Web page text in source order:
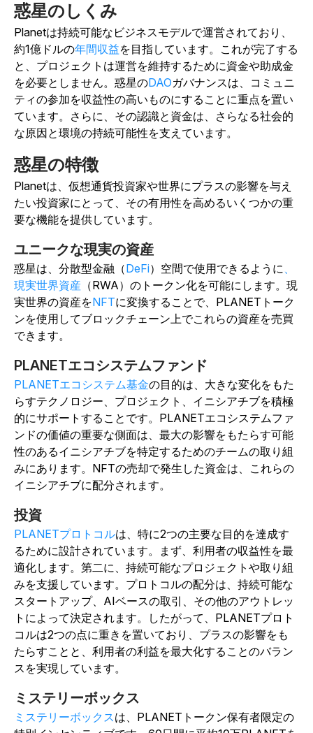
惑星のしくみ
Planetは持続可能なビジネスモデルで運営されており、
約1億ドルの年間収益を目指しています。これが完了する
と、プロジェクトは運営を維持するために資金や助成金
を必要としません。惑星のDAOガバナンスは、コミュニ
ティの参加を収益性の高いものにすることに重点を置い
ています。さらに、その認識と資金は、さらなる社会的
な原因と環境の持続可能性を支えています。
惑星の特徴
Planetは、仮想通貨投資家や世界にプラスの影響を与え
たい投資家にとって、その有用性を高めるいくつかの重
要な機能を提供しています。
ユニークな現実の資産
惑星は、分散型金融（DeFi）空間で使用できるように、
現実世界資産 （RWA）のトークン化を可能にします。現
実世界の資産をNFTに変換することで、PLANETトーク
ンを使用してブロックチェーン上でこれらの資産を売買
できます。
PLANETエコシステムファンド
PLANETエコシステム基金の目的は、大きな変化をもた
らすテクノロジー、プロジェクト、イニシアチブを積極
的にサポートすることです。PLANETエコシステムファ
ンドの価値の重要な側面は、最大の影響をもたらす可能
性のあるイニシアチブを特定するためのチームの取り組
みにあります。NFTの売却で発生した資金は、これらの
イニシアチブに配分されます。
投資
PLANETプロトコルは、特に2つの主要な目的を達成す
るために設計されています。まず、利用者の収益性を最
適化します。第二に、持続可能なプロジェクトや取り組
みを支援しています。プロトコルの配分は、持続可能な
スタートアップ、AIベースの取引、その他のアウトレッ
トによって決定されます。したがって、PLANETプロト
コルは2つの点に重きを置いており、プラスの影響をも
たらすことと、利用者の利益を最大化することのバラン
スを実現しています。
ミステリーボックス
ミステリーボックスは、PLANETトークン保有者限定の